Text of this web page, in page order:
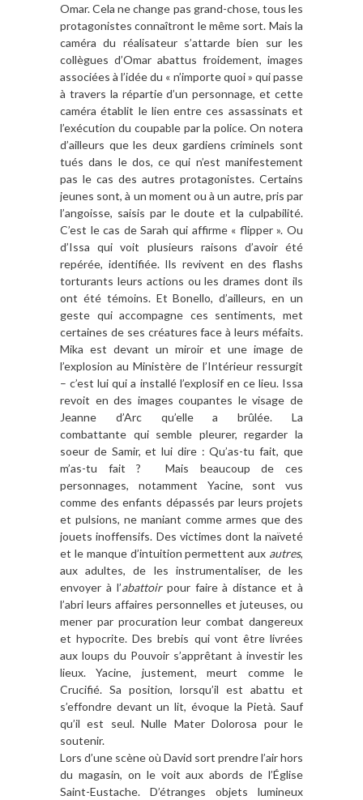
Omar. Cela ne change pas grand-chose, tous les
protagonistes connaîtront le même sort. Mais la
caméra du réalisateur s’attarde bien sur les
collègues d’Omar abattus froidement, images
associées à l’idée du « n’importe quoi » qui passe
à travers la répartie d’un personnage, et cette
caméra établit le lien entre ces assassinats et
l’exécution du coupable par la police. On notera
d’ailleurs que les deux gardiens criminels sont
tués dans le dos, ce qui n’est manifestement
pas le cas des autres protagonistes. Certains
jeunes sont, à un moment ou à un autre, pris par
l’angoisse, saisis par le doute et la culpabilité.
C’est le cas de Sarah qui affirme « flipper ». Ou
d’Issa qui voit plusieurs raisons d’avoir été
repérée, identifiée. Ils revivent en des flashs
torturants leurs actions ou les drames dont ils
ont été témoins. Et Bonello, d’ailleurs, en un
geste qui accompagne ces sentiments, met
certaines de ses créatures face à leurs méfaits.
Mika est devant un miroir et une image de
l’explosion au Ministère de l’Intérieur ressurgit
– c’est lui qui a installé l’explosif en ce lieu. Issa
revoit en des images coupantes le visage de
Jeanne d’Arc qu’elle a brûlée. La
combattante qui semble pleurer, regarder la
soeur de Samir, et lui dire : Qu’as-tu fait, que
m’as-tu fait ? Mais beaucoup de ces
personnages, notamment Yacine, sont vus
comme des enfants dépassés par leurs projets
et pulsions, ne maniant comme armes que des
jouets inoffensifs. Des victimes dont la naïveté
et le manque d’intuition permettent aux autres,
aux adultes, de les instrumentaliser, de les
envoyer à l’abattoirpour faire à distance et à
l’abri leurs affaires personnelles et juteuses, ou
mener par procuration leur combat dangereux
et hypocrite. Des brebis qui vont être livrées
aux loups du Pouvoir s’apprêtant à investir les
lieux. Yacine, justement, meurt comme le
Crucifié. Sa position, lorsqu’il est abattu et
s’effondre devant un lit, évoque la Pietà. Sauf
qu’il est seul. Nulle Mater Dolorosa pour le
soutenir.
Lors d’une scène où David sort prendre l’air hors
du magasin, on le voit aux abords de l’Église
Saint-Eustache. D’étranges objets lumineux